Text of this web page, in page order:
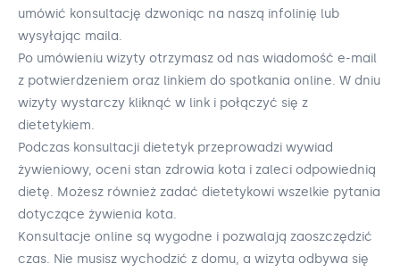
umówić konsultację dzwoniąc na naszą infolinię lub
wysyłając maila.
Po umówieniu wizyty otrzymasz od nas wiadomość e-mail
z potwierdzeniem oraz linkiem do spotkania online. W dniu
wizyty wystarczy kliknąć w link i połączyć się z
dietetykiem.
Podczas konsultacji dietetyk przeprowadzi wywiad
żywieniowy, oceni stan zdrowia kota i zaleci odpowiednią
dietę. Możesz również zadać dietetykowi wszelkie pytania
dotyczące żywienia kota.
Konsultacje online są wygodne i pozwalają zaoszczędzić
czas. Nie musisz wychodzić z domu, a wizyta odbywa się